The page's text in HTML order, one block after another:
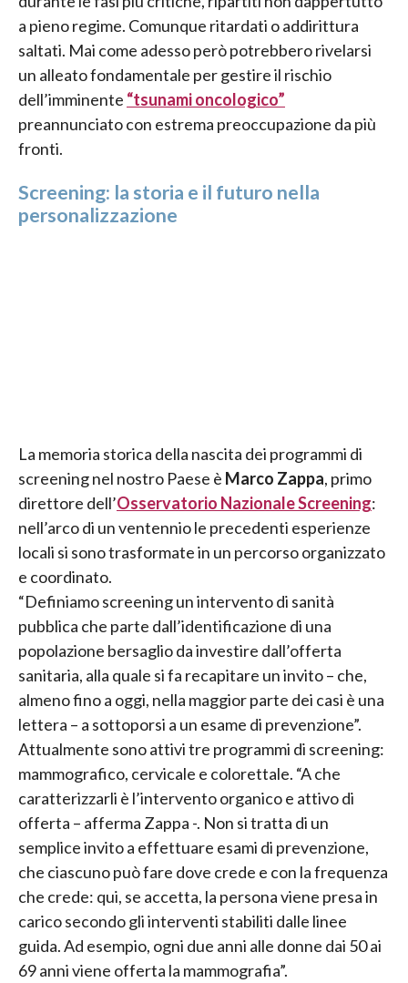
a pieno regime. Comunque ritardati o addirittura
saltati. Mai come adesso però potrebbero rivelarsi
un alleato fondamentale per gestire il rischio
dell’imminente “tsunami oncologico”
preannunciato con estrema preoccupazione da più
fronti.
Screening: la storia e il futuro nella
personalizzazione
La memoria storica della nascita dei programmi di
screening nel nostro Paese è Marco Zappa, primo
direttore dell’Osservatorio Nazionale Screening:
nell’arco di un ventennio le precedenti esperienze
locali si sono trasformate in un percorso organizzato
e coordinato.
“Definiamo screening un intervento di sanità
pubblica che parte dall’identificazione di una
popolazione bersaglio da investire dall’offerta
sanitaria, alla quale si fa recapitare un invito – che,
almeno fino a oggi, nella maggior parte dei casi è una
lettera – a sottoporsi a un esame di prevenzione”.
Attualmente sono attivi tre programmi di screening:
mammografico, cervicale e colorettale. “A che
caratterizzarli è l’intervento organico e attivo di
offerta – afferma Zappa -. Non si tratta di un
semplice invito a effettuare esami di prevenzione,
che ciascuno può fare dove crede e con la frequenza
che crede: qui, se accetta, la persona viene presa in
carico secondo gli interventi stabiliti dalle linee
guida. Ad esempio, ogni due anni alle donne dai 50 ai
69 anni viene offerta la mammografia”.